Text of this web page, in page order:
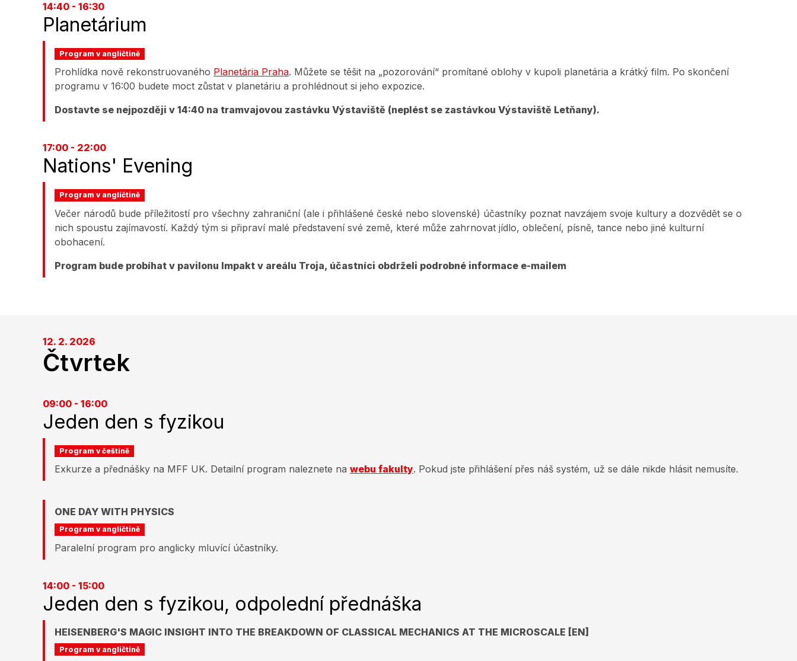
14:40 - 16:30
Planetárium
Program v angličtině
Prohlídka nově rekonstruovaného Planetária Praha. Můžete se těšit na „pozorování“ promítané oblohy v kupoli planetária a krátký film. Po skončení
programu v 16:00 budete moct zůstat v planetáriu a prohlédnout si jeho expozice.
Dostavte se nejpozději v 14:40 na tramvajovou zastávku Výstaviště (neplést se zastávkou Výstaviště Letňany).
17:00 - 22:00
Nations' Evening
Program v angličtině
Večer národů bude příležitostí pro všechny zahraniční (ale i přihlášené české nebo slovenské) účastníky poznat navzájem svoje kultury a dozvědět se o
nich spoustu zajímavostí. Každý tým si připraví malé představení své země, které může zahrnovat jídlo, oblečení, písně, tance nebo jiné kulturní
obohacení.
Program bude probíhat v pavilonu Impakt v areálu Troja, účastníci obdrželi podrobné informace e-mailem
12. 2. 2026
Čtvrtek
09:00 - 16:00
Jeden den s fyzikou
Program v češtině
Exkurze a přednášky na MFF UK. Detailní program naleznete na webu fakulty. Pokud jste přihlášení přes náš systém, už se dále nikde hlásit nemusíte.
ONE DAY WITH PHYSICS
Program v angličtině
Paralelní program pro anglicky mluvící účastníky.
14:00 - 15:00
Jeden den s fyzikou, odpolední přednáška
HEISENBERG'S MAGIC INSIGHT INTO THE BREAKDOWN OF CLASSICAL MECHANICS AT THE MICROSCALE [EN]
Program v angličtině